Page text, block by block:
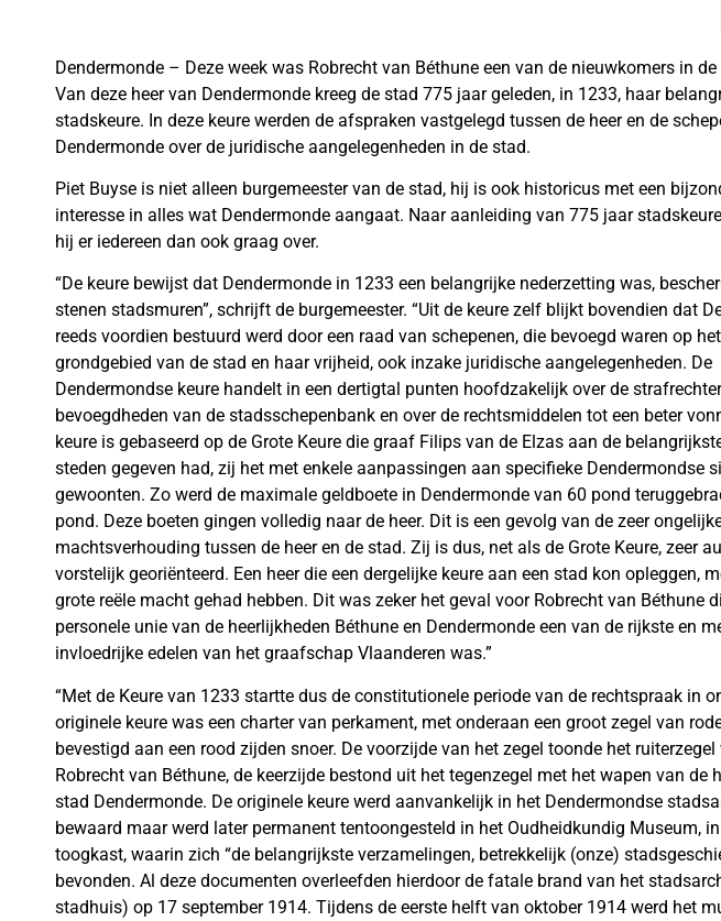
Dendermonde – Deze week was Robrecht van Béthune een van de nieuwkomers in
Van deze heer van Dendermonde kreeg de stad 775 jaar geleden, in 1233, haar
stadskeure. In deze keure werden de afspraken vastgelegd tussen de heer en de
Dendermonde over de juridische aangelegenheden in de stad.
Piet Buyse is niet alleen burgemeester van de stad, hij is ook historicus met een
interesse in alles wat Dendermonde aangaat. Naar aanleiding van 775 jaar
hij er iedereen dan ook graag over.
“De keure bewijst dat Dendermonde in 1233 een belangrijke nederzetting was,
stenen stadsmuren”, schrijft de burgemeester. “Uit de keure zelf blijkt bovendien dat
reeds voordien bestuurd werd door een raad van schepenen, die bevoegd waren op het
grondgebied van de stad en haar vrijheid, ook inzake juridische aangelegenheden. De
Dendermondse keure handelt in een dertigtal punten hoofdzakelijk over de
bevoegdheden van de stadsschepenbank en over de rechtsmiddelen tot een beter
keure is gebaseerd op de Grote Keure die graaf Filips van de Elzas aan de
steden gegeven had, zij het met enkele aanpassingen aan specifieke Dendermondse
gewoonten. Zo werd de maximale geldboete in Dendermonde van 60 pond
pond. Deze boeten gingen volledig naar de heer. Dit is een gevolg van de zeer
machtsverhouding tussen de heer en de stad. Zij is dus, net als de Grote Keure, zeer
vorstelijk georiënteerd. Een heer die een dergelijke keure aan een stad kon opleggen,
grote reële macht gehad hebben. Dit was zeker het geval voor Robrecht van Béthune
personele unie van de heerlijkheden Béthune en Dendermonde een van de rijkste en
invloedrijke edelen van het graafschap Vlaanderen was.”
“Met de Keure van 1233 startte dus de constitutionele periode van de rechtspraak in
originele keure was een charter van perkament, met onderaan een groot zegel van
bevestigd aan een rood zijden snoer. De voorzijde van het zegel toonde het ruiterzegel
Robrecht van Béthune, de keerzijde bestond uit het tegenzegel met het wapen van de
stad Dendermonde. De originele keure werd aanvankelijk in het Dendermondse
bewaard maar werd later permanent tentoongesteld in het Oudheidkundig Museum,
toogkast, waarin zich “de belangrijkste verzamelingen, betrekkelijk (onze)
bevonden. Al deze documenten overleefden hierdoor de fatale brand van het
stadhuis) op 17 september 1914. Tijdens de eerste helft van oktober 1914 werd het